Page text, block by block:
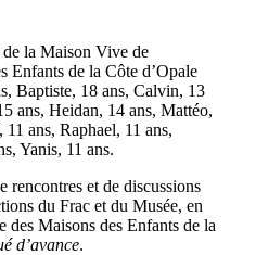
la Maison Vive de
Enfants de la Côte d’Opale
Baptiste, 18 ans, Calvin, 13
ans, Heidan, 14 ans, Mattéo,
ans, Raphael, 11 ans,
Yanis, 11 ans.
rencontres et de discussions
du Frac et du Musée, en
des Maisons des Enfants de la
d’avance.